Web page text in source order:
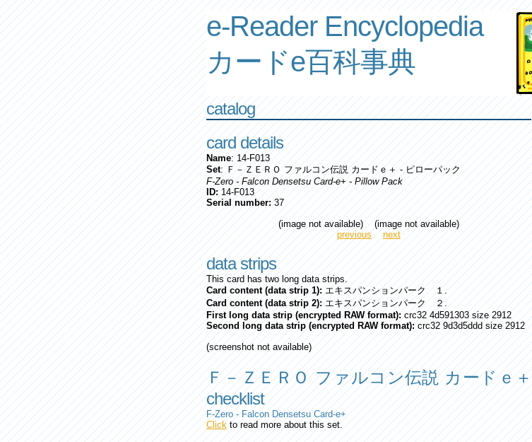
e-Reader Encyclopedia
カードe百科事典
catalog
card details
Name: 14-F013
Set: Ｆ－ＺＥＲＯ ファルコン伝説 カードｅ＋ - ピローパック
F-Zero - Falcon Densetsu Card-e+ - Pillow Pack
ID:14-F013
Serial number:37
(image not available) (image not available)
previous
next
data strips
This card has two long data strips.
Card content (data strip 1):エキスパンションパーク １.
Card content (data strip 2):エキスパンションパーク ２.
First long data strip (encrypted RAW format):crc32 4d591303 size 2912
Second long data strip (encrypted RAW format):crc32 9d3d5ddd size 2912
(screenshot not available)
Ｆ－ＺＥＲＯ ファルコン伝説 カードｅ＋
checklist
F-Zero - Falcon Densetsu Card-e+
Clickto read more about this set.